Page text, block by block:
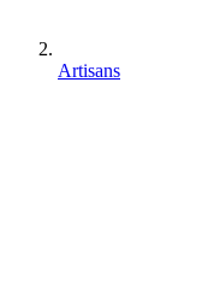
Artisans